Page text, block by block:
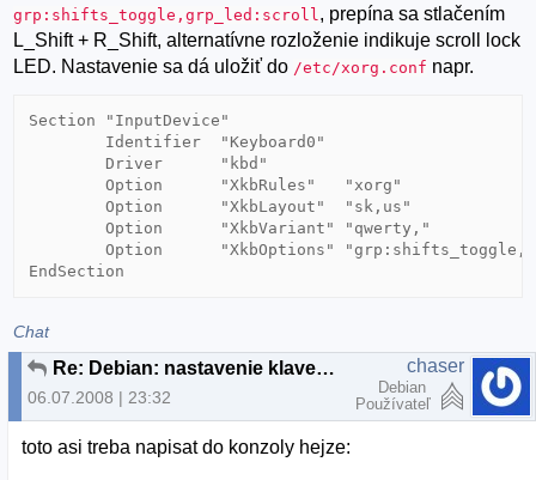
grp:shifts_toggle,grp_led:scroll, prepína sa stlačením
L_Shift + R_Shift, alternatívne rozloženie indikuje scroll lock
LED. Nastavenie sa dá uložiť do /etc/xorg.conf napr.
Section "InputDevice"
        Identifier  "Keyboard0"
        Driver      "kbd"
        Option      "XkbRules"   "xorg"
        Option      "XkbLayout"  "sk,us"
        Option      "XkbVariant" "qwerty,"
Option      "XkbOptions"
Chat
Re: Debian: nastavenie klavesnice
06.07.2008 | 23:32
chaser
Debian
Používateľ
toto asi treba napisat do konzoly hejze: